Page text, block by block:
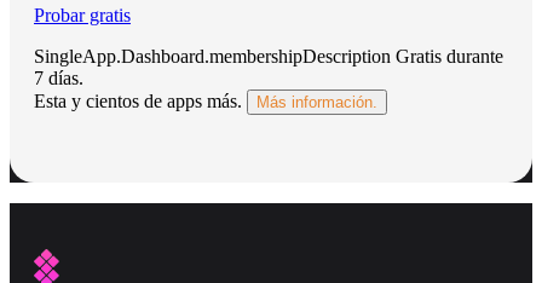
Probar gratis
SingleApp.Dashboard.membershipDescription Gratis durante
7 días.
Esta y cientos de apps más.
Más información.